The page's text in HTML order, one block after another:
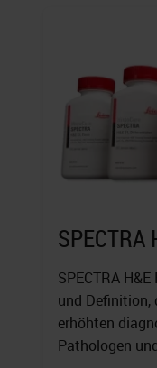
SPECTRA
und Definition,
erhöhten
Pathologen